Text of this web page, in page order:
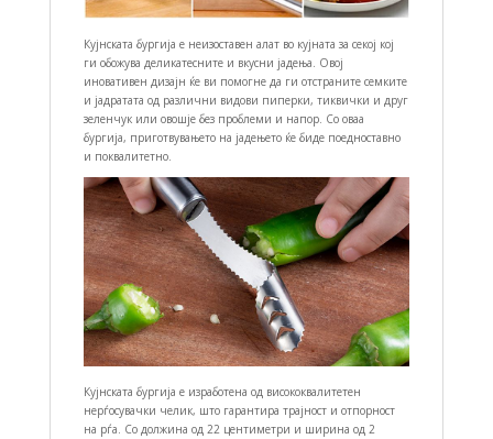
Кујнската бургија е неизоставен алат во кујната за секој кој
ги обожува деликатесните и вкусни јадења. Овој
иновативен дизајн ќе ви помогне да ги отстраните семките
и јадратата од различни видови пиперки, тиквички и друг
зеленчук или овошје без проблеми и напор. Со оваа
бургија, приготвувањето на јадењето ќе биде поедноставно
и поквалитетно.
Кујнската бургија е изработена од висококвалитетен
нерѓосувачки челик, што гарантира трајност и отпорност
на рѓа. Со должина од 22 центиметри и ширина од 2